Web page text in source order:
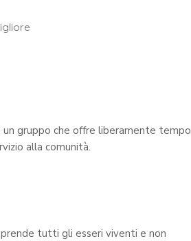
un gruppo che offre liberamente tempo
alla comunità.
tutti gli esseri viventi e non